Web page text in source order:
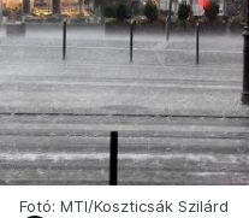
Fotó: MTI/Koszticsák Szilárd